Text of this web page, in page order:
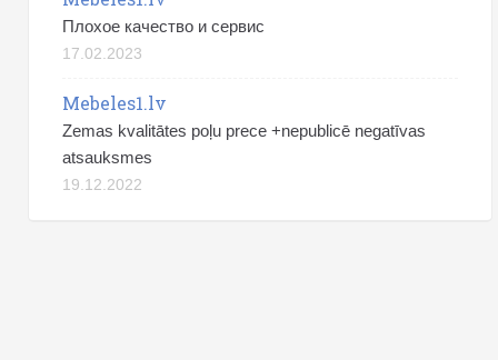
Плохое качество и сервис
17.02.2023
Mebeles1.lv
Zemas kvalitātes poļu prece +nepublicē negatīvas
atsauksmes
19.12.2022